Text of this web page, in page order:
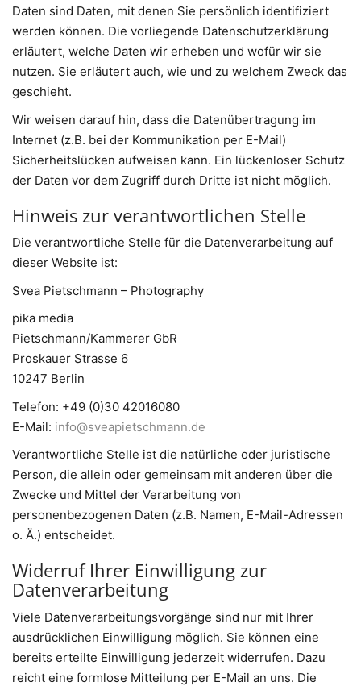
Daten sind Daten, mit denen Sie persönlich identifiziert
werden können. Die vorliegende Datenschutzerklärung
erläutert, welche Daten wir erheben und wofür wir sie
nutzen. Sie erläutert auch, wie und zu welchem Zweck das
geschieht.
Wir weisen darauf hin, dass die Datenübertragung im
Internet (z.B. bei der Kommunikation per E-Mail)
Sicherheitslücken aufweisen kann. Ein lückenloser Schutz
der Daten vor dem Zugriff durch Dritte ist nicht möglich.
Hinweis zur verantwortlichen Stelle
Die verantwortliche Stelle für die Datenverarbeitung auf
dieser Website ist:
Svea Pietschmann – Photography
pika media
Pietschmann/Kammerer GbR
Proskauer Strasse 6
10247 Berlin
Telefon: +49 (0)30 42016080
E-Mail: info@sveapietschmann.de
Verantwortliche Stelle ist die natürliche oder juristische
Person, die allein oder gemeinsam mit anderen über die
Zwecke und Mittel der Verarbeitung von
personenbezogenen Daten (z.B. Namen, E-Mail-Adressen
o. Ä.) entscheidet.
Widerruf Ihrer Einwilligung zur
Datenverarbeitung
Viele Datenverarbeitungsvorgänge sind nur mit Ihrer
ausdrücklichen Einwilligung möglich. Sie können eine
bereits erteilte Einwilligung jederzeit widerrufen. Dazu
reicht eine formlose Mitteilung per E-Mail an uns. Die